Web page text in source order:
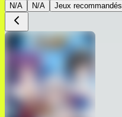
N/A
N/A Jeux recommandés